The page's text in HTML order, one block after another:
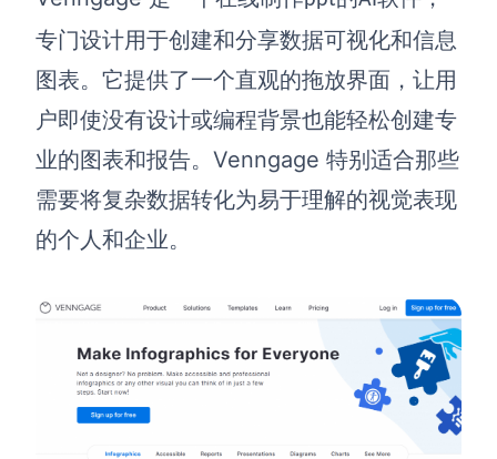
定价
专门设计用于创建和分享数据可视化和信息
图表。它提供了一个直观的拖放界面，让用
户即使没有设计或编程背景也能轻松创建专
业的图表和报告。 Venngage 特别适合那些
需要将复杂数据转化为易于理解的视觉表现
的个人和企业。